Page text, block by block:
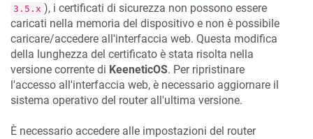
3.5.x ), i certificati di sicurezza non possono essere
caricati nella memoria del dispositivo e non è possibile
caricare/accedere all'interfaccia web. Questa modifica
della lunghezza del certificato è stata risolta nella
versione corrente di KeeneticOS. Per ripristinare
l'accesso all'interfaccia web, è necessario aggiornare il
sistema operativo del router all'ultima versione.
È necessario accedere alle impostazioni del router